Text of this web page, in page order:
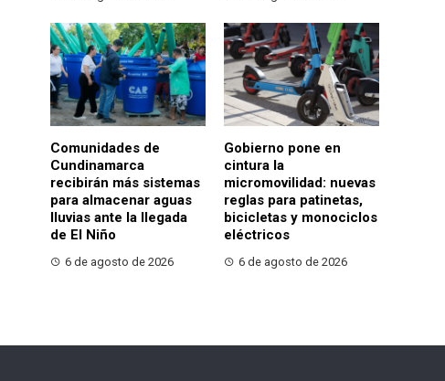
Comunidades de
Cundinamarca
recibirán más sistemas
para almacenar aguas
lluvias ante la llegada
de El Niño
6 de agosto de 2026
Gobierno pone en
cintura la
micromovilidad: nuevas
reglas para patinetas,
bicicletas y monociclos
eléctricos
6 de agosto de 2026